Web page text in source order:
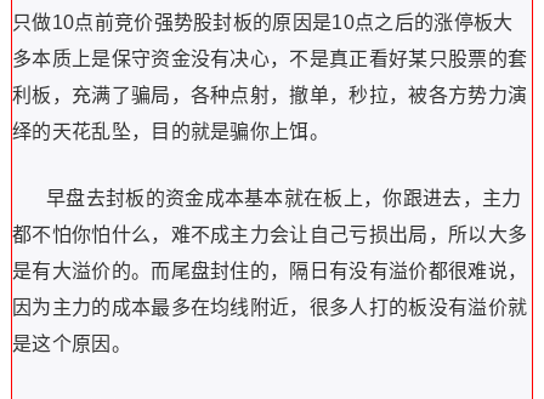
只做10点前竞价强势股封板的原因是10点之后的涨停板大
多本质上是保守资金没有决心，不是真正看好某只股票的套
利板，充满了骗局，各种点射，撤单，秒拉，被各方势力演
绎的天花乱坠，目的就是骗你上饵。
早盘去封板的资金成本基本就在板上，你跟进去，主力
都不怕你怕什么，难不成主力会让自己亏损出局，所以大多
是有大溢价的。而尾盘封住的，隔日有没有溢价都很难说，
因为主力的成本最多在均线附近，很多人打的板没有溢价就
是这个原因。